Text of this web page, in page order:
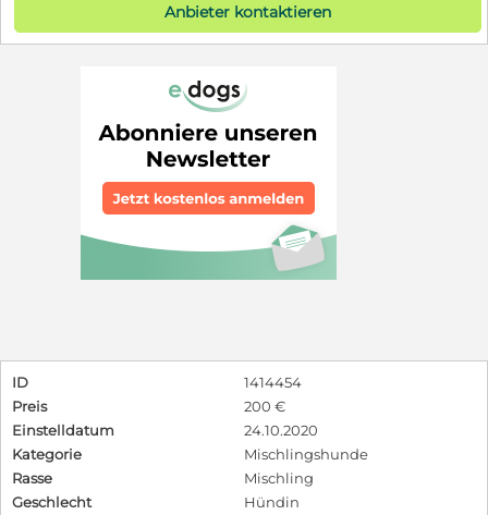
Anbieter kontaktieren
ID
1414454
Preis
200 €
Einstelldatum
24.10.2020
Kategorie
Mischlingshunde
Rasse
Mischling
Geschlecht
Hündin